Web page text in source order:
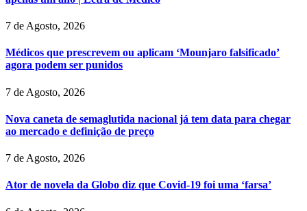
7 de Agosto, 2026
Médicos que prescrevem ou aplicam ‘Mounjaro falsificado’
agora podem ser punidos
7 de Agosto, 2026
Nova caneta de semaglutida nacional já tem data para chegar
ao mercado e definição de preço
7 de Agosto, 2026
Ator de novela da Globo diz que Covid-19 foi uma ‘farsa’